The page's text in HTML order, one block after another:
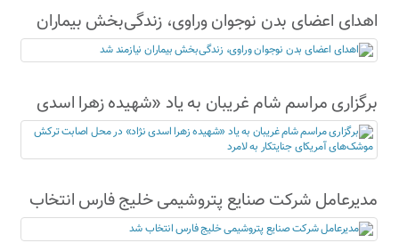
اهدای اعضای بدن نوجوان وراوی، زندگی‌بخش بیماران
نیازمند شد
برگزاری مراسم شام غریبان به یاد «شهیده زهرا اسدی
نژاد» در محل اصابت ترکش موشک‌های آمریکای
جنایتکار به لامرد
مدیرعامل شرکت صنایع پتروشیمی خلیج فارس انتخاب
شد